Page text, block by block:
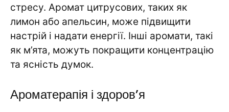
стресу. Аромат цитрусових, таких як
лимон або апельсин, може підвищити
настрій і надати енергії. Інші аромати, такі
як м’ята, можуть покращити концентрацію
та ясність думок.
Ароматерапія і здоров’я